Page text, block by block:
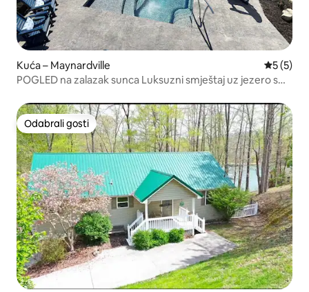
Kuća – Maynardville
5 (5)
POGLED na zalazak sunca Luksuzni smještaj uz jezero s
Odabrali gosti
Odabrali gosti